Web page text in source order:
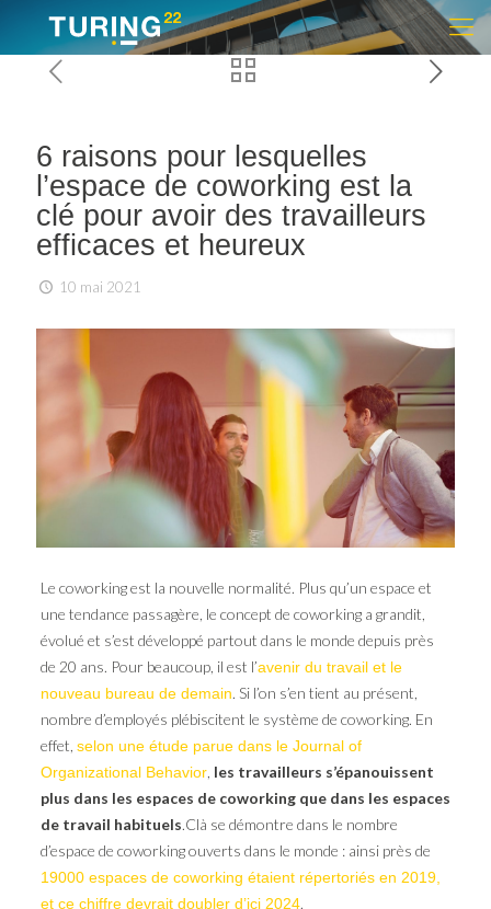
6 raisons pour lesquelles
l’espace de coworking est la
clé pour avoir des travailleurs
efficaces et heureux
10 mai 2021
Le coworking est la nouvelle normalité. Plus qu’un espace et
une tendance passagère, le concept de coworking a grandit,
évolué et s’est développé partout dans le monde depuis près
de 20 ans. Pour beaucoup, il est l’avenir du travail et le
nouveau bureau de demain. Si l’on s’en tient au présent,
nombre d’employés plébiscitent le système de coworking. En
effet, selon une étude parue dans le Journal of
Organizational Behavior, les travailleurs s’épanouissent
plus dans les espaces de coworking que dans les espaces
de travail habituels.Clà se démontre dans le nombre
d’espace de coworking ouverts dans le monde : ainsi près de
19000 espaces de coworking étaient répertoriés en 2019,
et ce chiffre devrait doubler d’ici 2024.